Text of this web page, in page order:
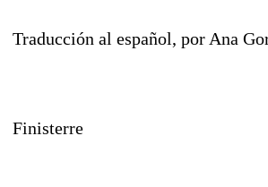
Traducción al español, por Ana
Finisterre